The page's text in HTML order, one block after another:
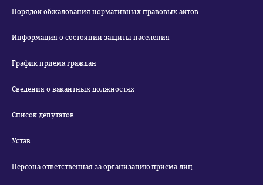
Порядок обжалования нормативных правовых актов
Информация о состоянии защиты населения
График приема граждан
Сведения о вакантных должностях
Список депутатов
Устав
Персона ответственная за организацию приема лиц